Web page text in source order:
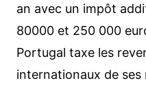
an avec un impôt
80000 et 250 000
Portugal taxe les
internationaux de ses